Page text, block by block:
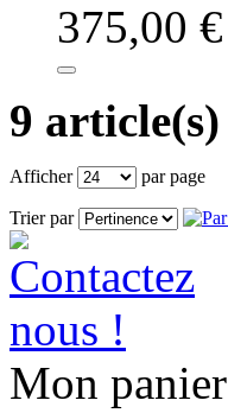
375,00 €
9 article(s)
Afficher par page
Trier par
Mon panier